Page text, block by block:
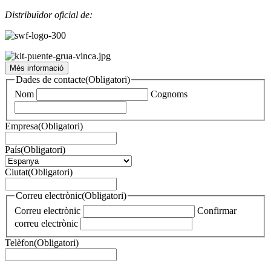
Distribuïdor oficial de:
Més informació
Dades de contacte(Obligatori)
Nom
Cognoms
Empresa(Obligatori)
País(Obligatori)
Ciutat(Obligatori)
Correu electrònic(Obligatori)
Correu electrònic
Confirmar
correu electrònic
Telèfon(Obligatori)